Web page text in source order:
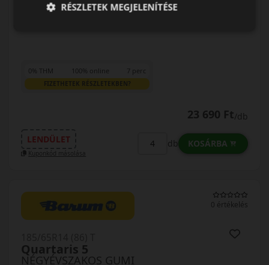
0% THM 100% online 7 perc
FIZETHETEK RÉSZLETEKBEN?
23 690 Ft/db
LENDÜLET
Kuponkód másolása
db KOSÁRBA
0 értékelés
NÉGYÉVSZAKOS GUMI
Quartaris 5
RÉSZLETEK MEGJELENÍTÉSE